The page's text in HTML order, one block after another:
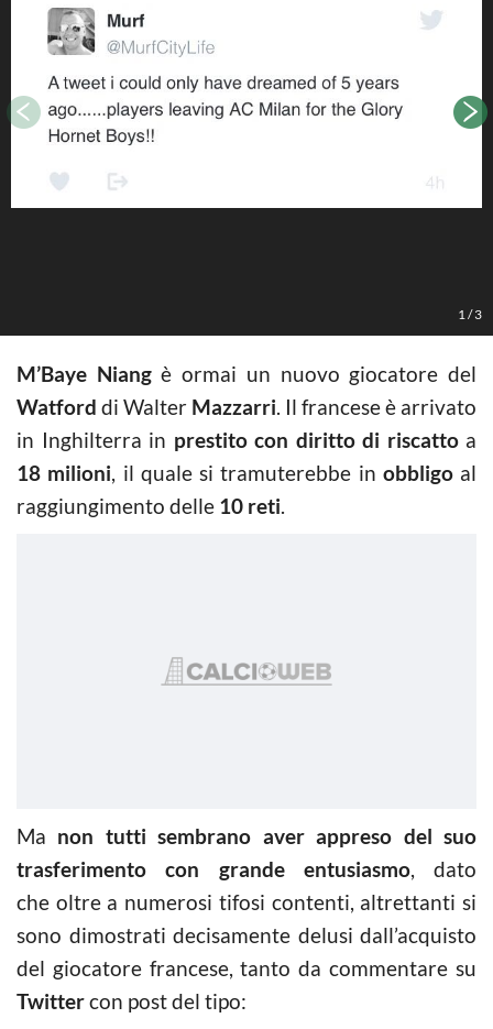
1 /3
M’Baye Niangè ormai un nuovo giocatore del
Watford di Walter Mazzarri. Il francese è arrivato
in Inghilterra in prestito con diritto di riscattoa
18 milioni, il quale si tramuterebbe in obbligoal
raggiungimento delle 10 reti.
Ma non tutti sembrano aver appreso del suo
trasferimento con grande entusiasmo, dato
che oltre a numerosi tifosi contenti, altrettanti si
sono dimostrati decisamente delusi dall’acquisto
del giocatore francese, tanto da commentare su
Twittercon post del tipo: